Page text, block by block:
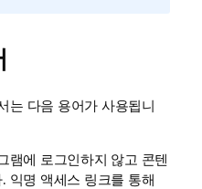
는 다음 용어가 사용됩니
램에 로그인하지 않고 콘텐
익명 액세스 링크를 통해